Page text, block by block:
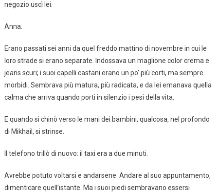
negozio uscì lei.
Anna.
Erano passati sei anni da quel freddo mattino di novembre in cui le
loro strade si erano separate. Indossava un maglione color crema e
jeans scuri; i suoi capelli castani erano un po’ più corti, ma sempre
morbidi. Sembrava più matura, più radicata, e da lei emanava quella
calma che arriva quando porti in silenzio i pesi della vita.
E quando si chinò verso le mani dei bambini, qualcosa, nel profondo
di Mikhail, si strinse.
Il telefono trillò di nuovo: il taxi era a due minuti.
Avrebbe potuto voltarsi e andarsene. Andare al suo appuntamento,
dimenticare quell’istante. Ma i suoi piedi sembravano essersi